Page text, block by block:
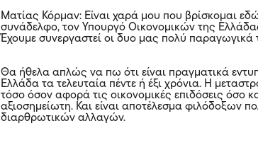
Ματίας Κόρμαν: Είναι χαρά μου που βρίσκομαι
συνάδελφο, τον Υπουργό Οικονομικών της
Έχουμε συνεργαστεί οι δυο μας πολύ παραγωγικά
Θα ήθελα απλώς να πω ότι είναι πραγματικά
Ελλάδα τα τελευταία πέντε ή έξι χρόνια. Η
τόσο όσον αφορά τις οικονομικές επιδόσεις όσο
αξιοσημείωτη. Και είναι αποτέλεσμα φιλόδοξων
διαρθρωτικών αλλαγών.